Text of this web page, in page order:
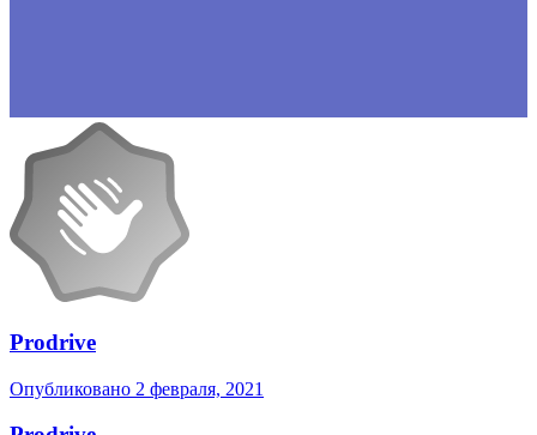
Prodrive
Опубликовано 2 февраля, 2021